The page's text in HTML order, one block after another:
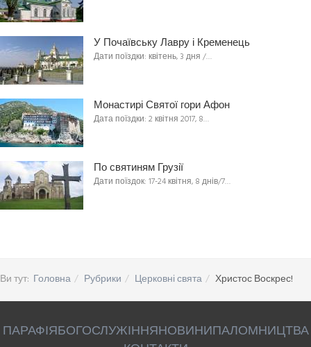
У Почаївську Лавру і Кременець
Дати поїздки: квітень, 3 дня /…
Монастирі Святої гори Афон
Дата поїздки: 2 квітня 2017, 8…
По святиням Грузії
Дати поїздок: 17-24 квітня, 8 днів/7…
Ви тут: Головна Рубрики Церковні свята Христос Воскрес!
ПАРАФІЯБОГОСЛУЖІННЯНОВИНИПАЛОМНИЦТВА